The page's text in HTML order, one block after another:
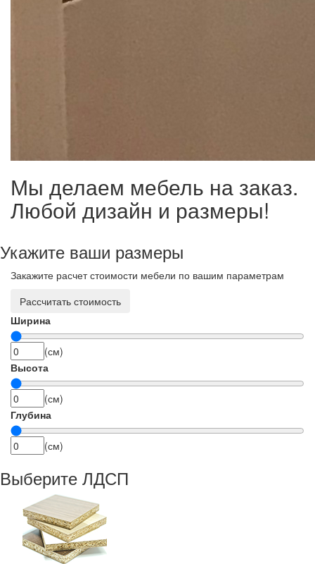
Мы делаем мебель на заказ.
Любой дизайн и размеры!
Укажите ваши размеры
Закажите расчет стоимости мебели по вашим параметрам
Рассчитать стоимость
Ширина
(см)
Высота
(см)
Глубина
(см)
Выберите ЛДСП